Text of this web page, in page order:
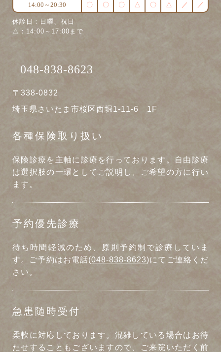
14:00～20:30 〇 〇 〇 △ 〇 △ ／ ／
休診日：日曜、祝日
△：14:00～17:00まで
048-838-8623
〒338-0832
埼玉県さいたま市桜区西堀1-11-6 1F
各種保険取り扱い
保険診療を主軸に診療を行っております。自由診療
は選択肢の一環としてご説明し、ご希望の方に行い
ます。
予約優先診療
待ち時間軽減のため、原則予約制で診療していま
す。ご予約はお電話(048-838-8623)にてご連絡くだ
さい。
急患随時受付
柔軟に対応しております。混雑している場合はお待
たせすることもございますので、ご来院いただく前